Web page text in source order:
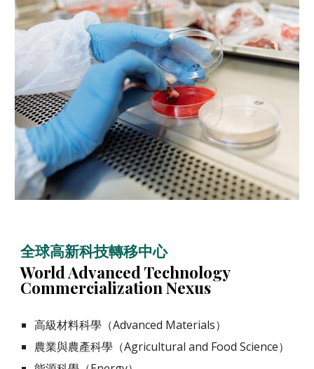
全球高新科技轉移中心
World Advanced Technology
Commercialization Nexus
高級材料科學（Advanced Materials）
農業與農產科學（Agricultural and Food Science）